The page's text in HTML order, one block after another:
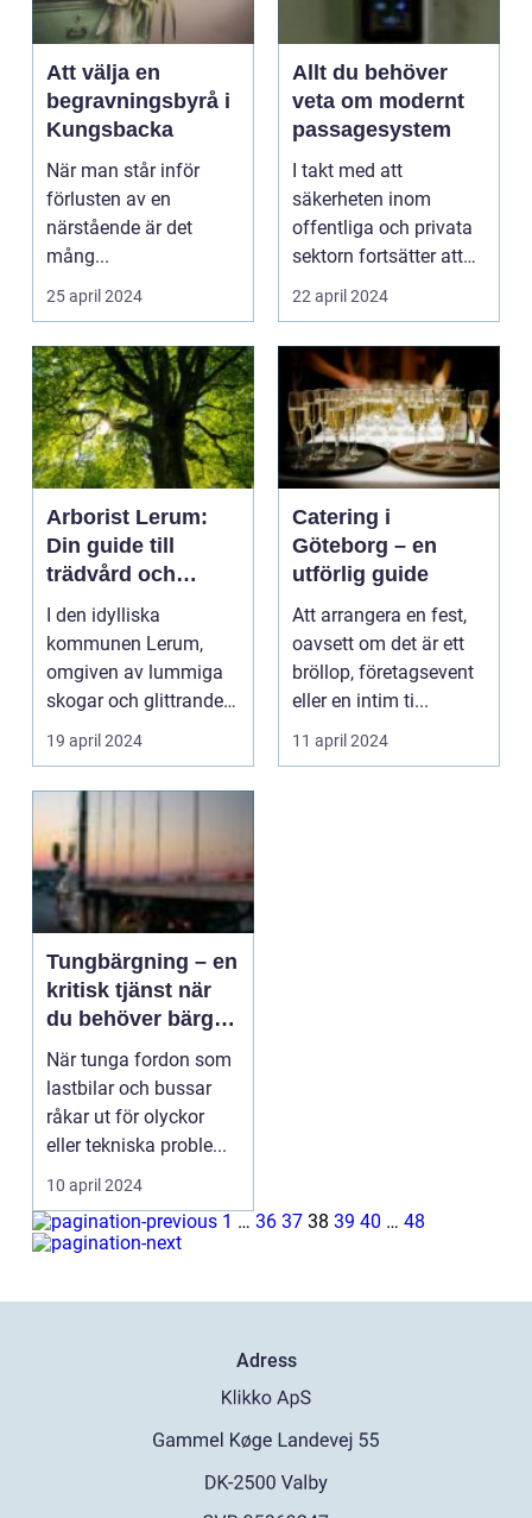
Att välja en
begravningsbyrå i
Kungsbacka
När man står inför
förlusten av en
närstående är det
mång...
25 april 2024
Allt du behöver
veta om modernt
passagesystem
I takt med att
säkerheten inom
offentliga och privata
sektorn fortsätter att
vara en toppr...
22 april 2024
Arborist Lerum:
Din guide till
trädvård och
beskärning
I den idylliska
kommunen Lerum,
omgiven av lummiga
skogar och glittrande
sjöar, är trä...
19 april 2024
Catering i
Göteborg – en
utförlig guide
Att arrangera en fest,
oavsett om det är ett
bröllop, företagsevent
eller en intim ti...
11 april 2024
Tungbärgning – en
kritisk tjänst när
du behöver bärga
lastbil
När tunga fordon som
lastbilar och bussar
råkar ut för olyckor
eller tekniska proble...
10 april 2024
1 … 36 37 38 39 40 … 48
Adress